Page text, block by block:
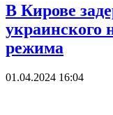
В Кирове
украинского
режима
01.04.2024 16:04